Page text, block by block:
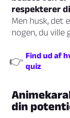
respekterer
Men husk, det
nogen, du ville
👉 Find ud af
quiz
din